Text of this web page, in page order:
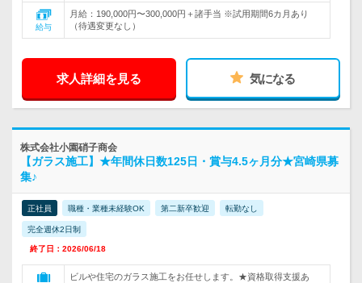
給与
月給：190,000円〜300,000円＋諸手当 ※試用期間6カ月あり
（待遇変更なし）
求人詳細を見る 気になる
株式会社小園硝子商会
【ガラス施工】★年間休日数125日・賞与4.5ヶ月分★宮崎県募
集♪
正社員 職種・業種未経験OK 第二新卒歓迎 転勤なし
完全週休2日制
終了日：2026/06/18
ビルや住宅のガラス施工をお任せします。★資格取得支援あ